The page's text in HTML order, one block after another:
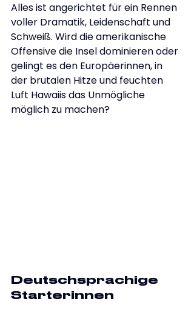
Alles ist angerichtet für ein Rennen
voller Dramatik, Leidenschaft und
Schweiß. Wird die amerikanische
Offensive die Insel dominieren oder
gelingt es den Europäerinnen, in
der brutalen Hitze und feuchten
Luft Hawaiis das Unmögliche
möglich zu machen?
Deutschsprachige
Starterinnen